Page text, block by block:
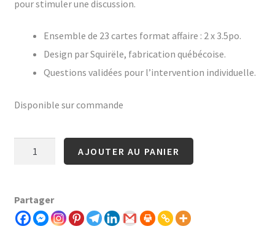
pour stimuler une discussion.
Ensemble de 23 cartes format affaire : 2 x 3.5po.
Design par Squirële, fabrication québécoise.
Questions validées pour l’intervention individuelle.
Disponible sur commande
quantité
questions
PRO
AJOUTER AU PANIER
Partager